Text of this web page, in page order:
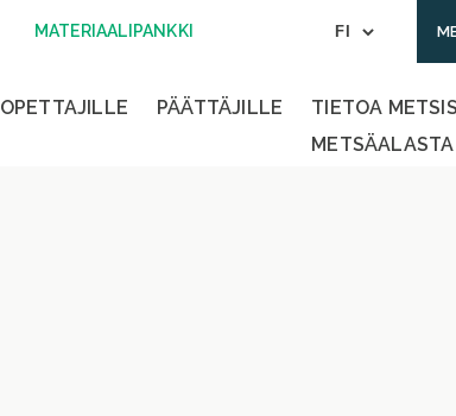
MATERIAALIPANKKI
OPETTAJILLE PÄÄTTÄJILLE
TIETOA
METSÄALASTA